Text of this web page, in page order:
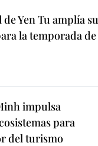
Yen Tu amplía su
la temporada de
impulsa
para
del turismo